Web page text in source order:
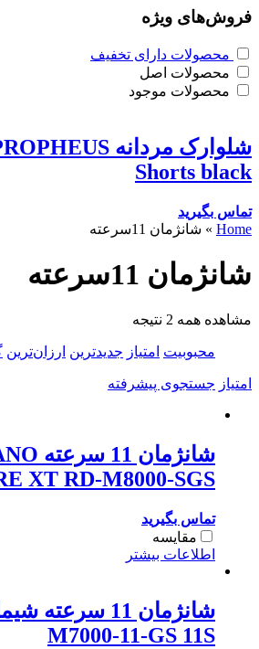
فروش‌های ویژه
محصولات دارای تخفیف
محصولات اصل
محصولات موجود
Shorts black
تماس بگیرید
Home
» شانژمان 11سرعته
شانژمان 11سرعته
مشاهده همه 2 نتیجه
محبوبیت امتیاز جدیدترین ارزان‌ترین
امتیاز جستجوی پیشرفته
XT RD-M8000-SGS
تماس بگیرید
مقایسه
اطلاعات بیشتر
M7000-11-GS 11S